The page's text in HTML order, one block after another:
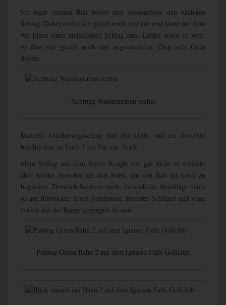
Ich legte meinen Ball besser und versemmelte den nächsten
Schlag. Daher durfte ich gleich noch mal ran und haute mit dem
9er Eisen einen zielsicheren Schlag raus. Leider etwas zu weit,
so dass mir gleich noch ein ungemütlicher Chip aufs Grün
drohte.
Achtung Wassergraben rechts
Marcels Annäherungsschlag traf das Grün und ein Ein-Putt
brachte ihm an Loch 2 ein Par ein. Stark.
Mein Schlag aus dem festen Rough war gar nicht so schlecht
aber wieder brauchte ich drei Putts, um den Ball ins Loch zu
bugsieren. Dennoch freute es mich, dass ich die Abschläge heute
so gut hinbekam. Trotz Spielpause, fremder Schläger und ohne
vorher auf die Range gegangen zu sein.
Putting Green Bahn 2 auf dem Iguassu Falls Golfclub